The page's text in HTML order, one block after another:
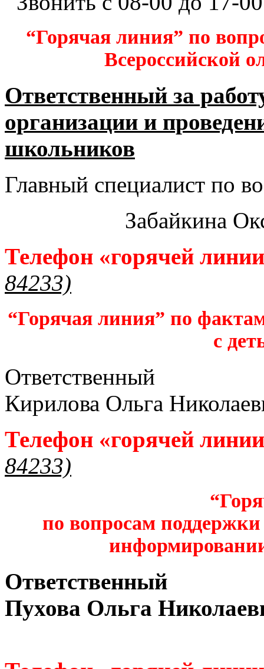
“Горячая линия” по
Всероссийской
Ответственный за
организации и
школьников​
Главный специалист по
Забайкина
Телефон «горячей
84233)
“Горячая линия” по
с
Ответственный
Кирилова Ольга
Телефон «горячей
84233)
по вопросам поддержки
Ответственный
Пухова Ольга